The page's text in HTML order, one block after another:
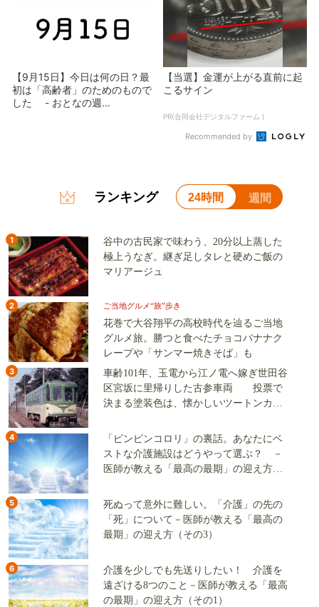
【9月15日】今日は何の日？最
初は「高齢者」のためのもので
した - おとなの週...
【当選】金運が上がる直前に起
こるサイン
PR(合同会社デジタルファーム )
Recommended by
ランキング 24時間 週間
1
谷中の古民家で味わう、20分以上蒸した
極上うなぎ。継ぎ足しタレと硬めご飯の
マリアージュ
2 ご当地グルメ“旅”歩き
花巻で大谷翔平の高校時代を辿るご当地
グルメ旅。勝つと食べたチョコバナナク
レープや「サンマー焼きそば」も
3
車齢101年、玉電から江ノ電へ嫁ぎ世田谷
区宮坂に里帰りした古参車両 投票で
決まる塗装色は、懐かしいツートンカラ
4
「ピンピンコロリ」の裏話。あなたにベ
ストな介護施設はどうやって選ぶ？ －
医師が教える「最高の最期」の迎え方
5
死ぬって意外に難しい。「介護」の先の
「死」について－医師が教える「最高の
最期」の迎え方（その3）
6
介護を少しでも先送りしたい！ 介護を
遠ざける8つのこと－医師が教える「最高
の最期」の迎え方（その1）